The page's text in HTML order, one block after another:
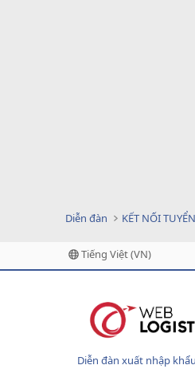
Diễn đàn KẾT NỐI
Tiếng Việt (VN)
Diễn đàn xuất nhập